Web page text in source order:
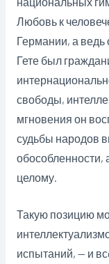
Любовь к
Германии, а ведь
Гете был
свободы,
мгновения он
судьбы народов
обособленности,
целому.
Такую позицию
испытаний, — и